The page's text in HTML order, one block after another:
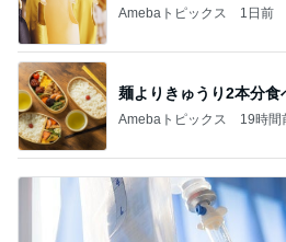
Amebaトピックス 19時間前